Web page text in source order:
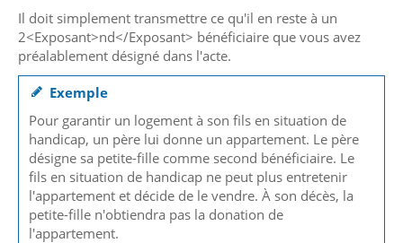
Il doit simplement transmettre ce qu'il en reste à un
2<Exposant>nd</Exposant> bénéficiaire que vous avez
préalablement désigné dans l'acte.
Exemple
Pour garantir un logement à son fils en situation de
handicap, un père lui donne un appartement. Le père
désigne sa petite-fille comme second bénéficiaire. Le
fils en situation de handicap ne peut plus entretenir
l'appartement et décide de le vendre. À son décès, la
petite-fille n'obtiendra pas la donation de
l'appartement.